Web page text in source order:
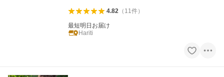
4.82（ 11件）
最短明日お届け
Hariti